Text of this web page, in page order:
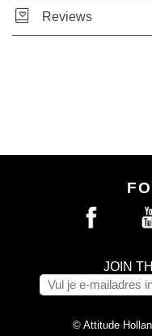
Reviews
JOIN
© Attitude